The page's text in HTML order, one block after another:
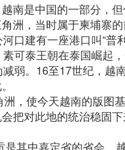
是中国的一部分，
洲，当时属于柬埔寨
建有一座港口叫“普利
可泰王朝在泰国崛起
弱。16至17世纪，
，使今天越南的版图
把对此地的统治稳固
其中嘉定省的省会